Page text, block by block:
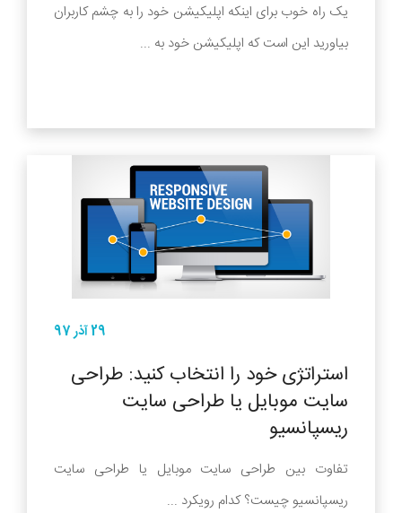
یک راه خوب برای اینکه اپلیکیشن خود را به چشم کاربران
بیاورید این است که اپلیکیشن خود به ...
29 آذر 97
استراتژی خود را انتخاب کنید: طراحی
سایت موبایل یا طراحی سایت
ریسپانسیو
تفاوت بین طراحی سایت موبایل یا طراحی سایت
ریسپانسیو چیست؟ کدام رویکرد ...